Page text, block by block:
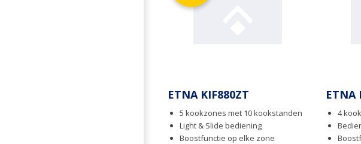
ETNA KIF880ZT
5 kookzones met 10 kookstanden
Light & Slide bediening
Boostfunctie op elke zone
ETNA
4